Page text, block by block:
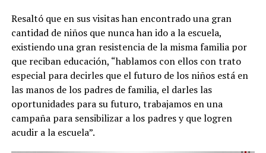
Resaltó que en sus visitas han encontrado una gran
cantidad de niños que nunca han ido a la escuela,
existiendo una gran resistencia de la misma familia por
que reciban educación, “hablamos con ellos con trato
especial para decirles que el futuro de los niños está en
las manos de los padres de familia, el darles las
oportunidades para su futuro, trabajamos en una
campaña para sensibilizar a los padres y que logren
acudir a la escuela”.